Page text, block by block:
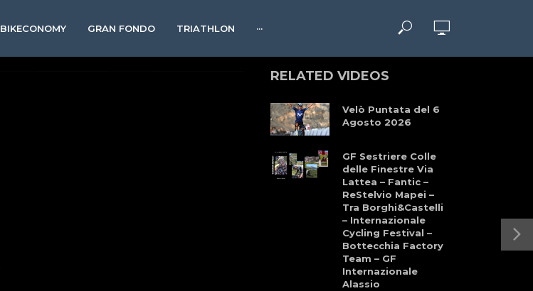
BIKECONOMY GRAN FONDO TRIATHLON ···
RELATED VIDEOS
Velò Puntata del 6
Agosto 2026
GF Sestriere Colle
delle Finestre Via
Lattea – Fantic –
ReStelvio Mapei –
Tra Borghi&Castelli
– Internazionale
Cycling Festival –
Bottecchia Factory
Team – GF
Internazionale
Alassio